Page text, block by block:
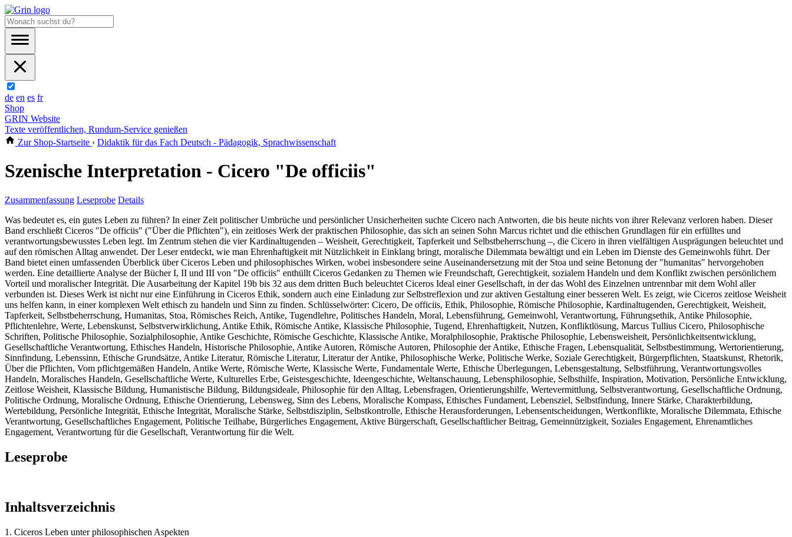
de en es fr
Shop
GRIN Website
Texte veröffentlichen, Rundum-Service genießen
Zur Shop-Startseite › Didaktik für das Fach Deutsch - Pädagogik, Sprachwissenschaft
Szenische Interpretation - Cicero "De officiis"
Zusammenfassung Leseprobe Details
Was bedeutet es, ein gutes Leben zu führen? In einer Zeit politischer Umbrüche und persönlicher Unsicherheiten suchte Cicero nach Antworten, die bis heute nichts von ihrer Relevanz verloren haben. Dieser
Band erschließt Ciceros "De officiis" ("Über die Pflichten"), ein zeitloses Werk der praktischen Philosophie, das sich an seinen Sohn Marcus richtet und die ethischen Grundlagen für ein erfülltes und
verantwortungsbewusstes Leben legt. Im Zentrum stehen die vier Kardinaltugenden – Weisheit, Gerechtigkeit, Tapferkeit und Selbstbeherrschung –, die Cicero in ihren vielfältigen Ausprägungen beleuchtet und
auf den römischen Alltag anwendet. Der Leser entdeckt, wie man Ehrenhaftigkeit mit Nützlichkeit in Einklang bringt, moralische Dilemmata bewältigt und ein Leben im Dienste des Gemeinwohls führt. Der
Band bietet einen umfassenden Überblick über Ciceros Leben und philosophisches Wirken, wobei insbesondere seine Auseinandersetzung mit der Stoa und seine Betonung der "humanitas" hervorgehoben
werden. Eine detaillierte Analyse der Bücher I, II und III von "De officiis" enthüllt Ciceros Gedanken zu Themen wie Freundschaft, Gerechtigkeit, sozialem Handeln und dem Konflikt zwischen persönlichem
Vorteil und moralischer Integrität. Die Ausarbeitung der Kapitel 19b bis 32 aus dem dritten Buch beleuchtet Ciceros Ideal einer Gesellschaft, in der das Wohl des Einzelnen untrennbar mit dem Wohl aller
verbunden ist. Dieses Werk ist nicht nur eine Einführung in Ciceros Ethik, sondern auch eine Einladung zur Selbstreflexion und zur aktiven Gestaltung einer besseren Welt. Es zeigt, wie Ciceros zeitlose Weisheit
uns helfen kann, in einer komplexen Welt ethisch zu handeln und Sinn zu finden. Schlüsselwörter: Cicero, De officiis, Ethik, Philosophie, Römische Philosophie, Kardinaltugenden, Gerechtigkeit, Weisheit,
Tapferkeit, Selbstbeherrschung, Humanitas, Stoa, Römisches Reich, Antike, Tugendlehre, Politisches Handeln, Moral, Lebensführung, Gemeinwohl, Verantwortung, Führungsethik, Antike Philosophie,
Pflichtenlehre, Werte, Lebenskunst, Selbstverwirklichung, Antike Ethik, Römische Antike, Klassische Philosophie, Tugend, Ehrenhaftigkeit, Nutzen, Konfliktlösung, Marcus Tullius Cicero, Philosophische
Schriften, Politische Philosophie, Sozialphilosophie, Antike Geschichte, Römische Geschichte, Klassische Antike, Moralphilosophie, Praktische Philosophie, Lebensweisheit, Persönlichkeitsentwicklung,
Gesellschaftliche Verantwortung, Ethisches Handeln, Historische Philosophie, Antike Autoren, Römische Autoren, Philosophie der Antike, Ethische Fragen, Lebensqualität, Selbstbestimmung, Wertorientierung,
Sinnfindung, Lebenssinn, Ethische Grundsätze, Antike Literatur, Römische Literatur, Literatur der Antike, Philosophische Werke, Politische Werke, Soziale Gerechtigkeit, Bürgerpflichten, Staatskunst, Rhetorik,
Über die Pflichten, Vom pflichtgemäßen Handeln, Antike Werte, Römische Werte, Klassische Werte, Fundamentale Werte, Ethische Überlegungen, Lebensgestaltung, Selbstführung, Verantwortungsvolles
Handeln, Moralisches Handeln, Gesellschaftliche Werte, Kulturelles Erbe, Geistesgeschichte, Ideengeschichte, Weltanschauung, Lebensphilosophie, Selbsthilfe, Inspiration, Motivation, Persönliche Entwicklung,
Zeitlose Weisheit, Klassische Bildung, Humanistische Bildung, Bildungsideale, Philosophie für den Alltag, Lebensfragen, Orientierungshilfe, Wertevermittlung, Selbstverantwortung, Gesellschaftliche Ordnung,
Politische Ordnung, Moralische Ordnung, Ethische Orientierung, Lebensweg, Sinn des Lebens, Moralische Kompass, Ethisches Fundament, Lebensziel, Selbstfindung, Innere Stärke, Charakterbildung,
Wertebildung, Persönliche Integrität, Ethische Integrität, Moralische Stärke, Selbstdisziplin, Selbstkontrolle, Ethische Herausforderungen, Lebensentscheidungen, Wertkonflikte, Moralische Dilemmata, Ethische
Verantwortung, Gesellschaftliches Engagement, Politische Teilhabe, Bürgerliches Engagement, Aktive Bürgerschaft, Gesellschaftlicher Beitrag, Gemeinnützigkeit, Soziales Engagement, Ehrenamtliches
Engagement, Verantwortung für die Gesellschaft, Verantwortung für die Welt.
Leseprobe
Inhaltsverzeichnis
1. Ciceros Leben unter philosophischen Aspekten